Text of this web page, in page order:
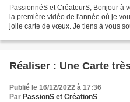
PassionnéS et CréateurS, Bonjour à
la première vidéo de l'année où je
jolie carte de vœux. Je tiens à vous
Réaliser : Une Carte
Publié le 16/12/2022 à 17:36
Par PassionS et CréationS